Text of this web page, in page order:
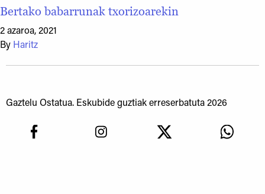
Bertako babarrunak txorizoarekin
2 azaroa, 2021
By Haritz
Gaztelu Ostatua. Eskubide guztiak erreserbatuta 2026